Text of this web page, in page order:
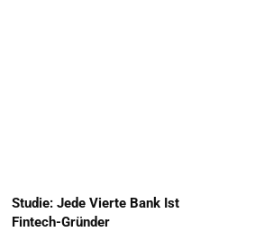
Studie: Jede Vierte Bank Ist
Fintech-Gründer